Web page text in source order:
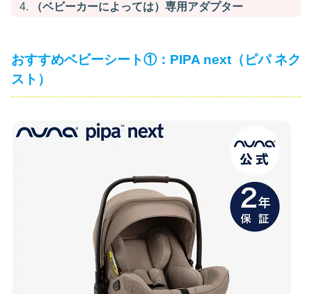
（ベビーカーによっては）専用アダプター
おすすめベビーシート①：PIPA next（ピパ ネク
スト）